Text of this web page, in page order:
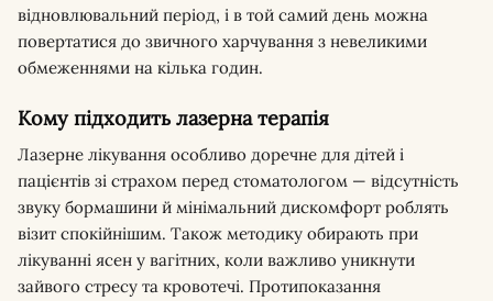
відновлювальний період, і в той самий день можна
повертатися до звичного харчування з невеликими
обмеженнями на кілька годин.
Кому підходить лазерна терапія
Лазерне лікування особливо доречне для дітей і
пацієнтів зі страхом перед стоматологом — відсутність
звуку бормашини й мінімальний дискомфорт роблять
візит спокійнішим. Також методику обирають при
лікуванні ясен у вагітних, коли важливо уникнути
зайвого стресу та кровотечі. Протипоказання